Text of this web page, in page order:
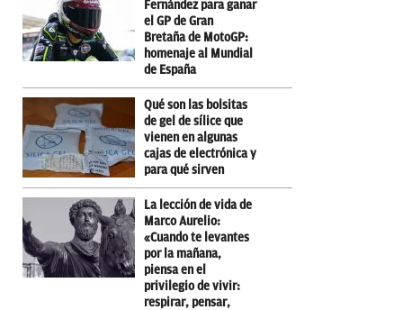
Fernández para ganar
el GP de Gran
Bretaña de MotoGP:
homenaje al Mundial
de España
Qué son las bolsitas
de gel de sílice que
vienen en algunas
cajas de electrónica y
para qué sirven
La lección de vida de
Marco Aurelio:
«Cuando te levantes
por la mañana,
piensa en el
privilegio de vivir:
respirar, pensar,